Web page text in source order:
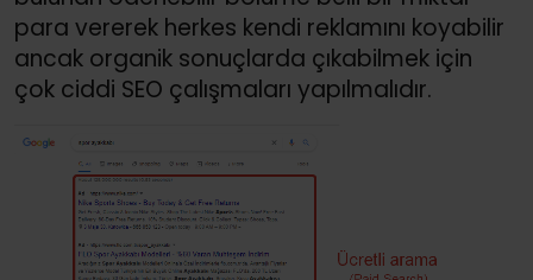
para vererek herkes kendi reklamını koyabilir
ancak organik sonuçlarda çıkabilmek için
çok ciddi SEO çalışmaları yapılmalıdır.